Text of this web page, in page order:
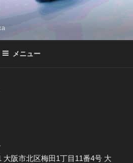
メニュー
大阪市北区梅田1丁目11番4号 大